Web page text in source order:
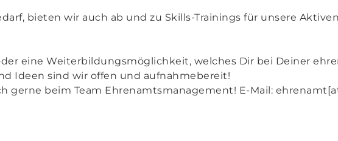
bieten wir auch ab und zu Skills-Trainings für unsere
eine Weiterbildungsmöglichkeit, welches Dir bei Deiner
Ideen sind wir offen und aufnahmebereit!
gerne beim Team Ehrenamtsmanagement! E-Mail: